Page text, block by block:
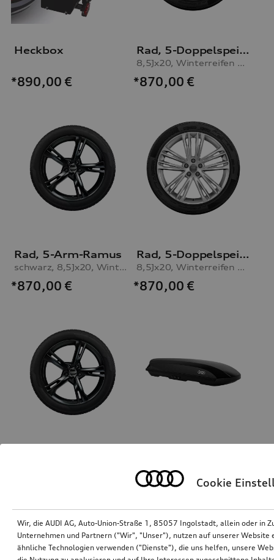
Heckbox
*890,00 €
Rad, 5-Doppelspeichen-V
8,5Jx20, Winterreifen 255/40 R20 101W XL, rechts
*870,00 €
Rad, 5-Arm-Ramus
schwarz, 8,5Jx20, Winterreifen 255/40 R20 101W XL, rechts
*870,00 €
Rad, 5-Doppelspeichen-V
8,5Jx20, Winterreifen 255/40 R20 101W XL, links
*870,00 €
brillantschwarz, 430 l
*855,00
Cookie
Wir, die AUDI AG, Auto-Union-Straße 1, 85057 Ingolstadt, allein oder in
Unternehmen und Partnern ("Wir", "Unser"), nutzen auf unserer Website
ähnliche Technologien verwenden ("Dienste"), die uns helfen, unsere